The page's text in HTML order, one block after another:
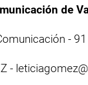
de
-
-